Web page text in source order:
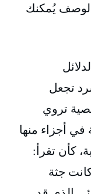
يُمكنك
تجعل
تروي
في أجزاء منها
كأن تقرأ:
جثة